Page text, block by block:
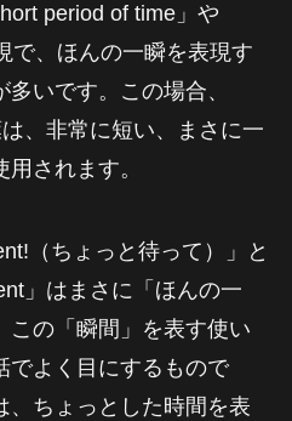
period of time」や
で、ほんの一瞬を表現す
いです。この場合、
、非常に短い、まさに一
されます。
（ちょっと待って）」と
」はまさに「ほんの一
この「瞬間」を表す使い
でよく目にするもので
、ちょっとした時間を表